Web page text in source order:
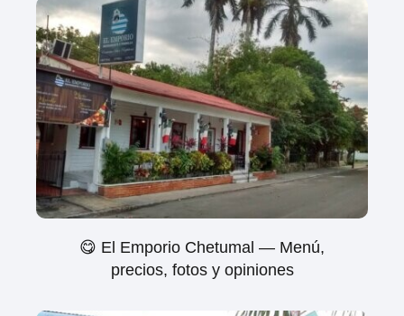
😋 El Emporio Chetumal — Menú,
precios, fotos y opiniones